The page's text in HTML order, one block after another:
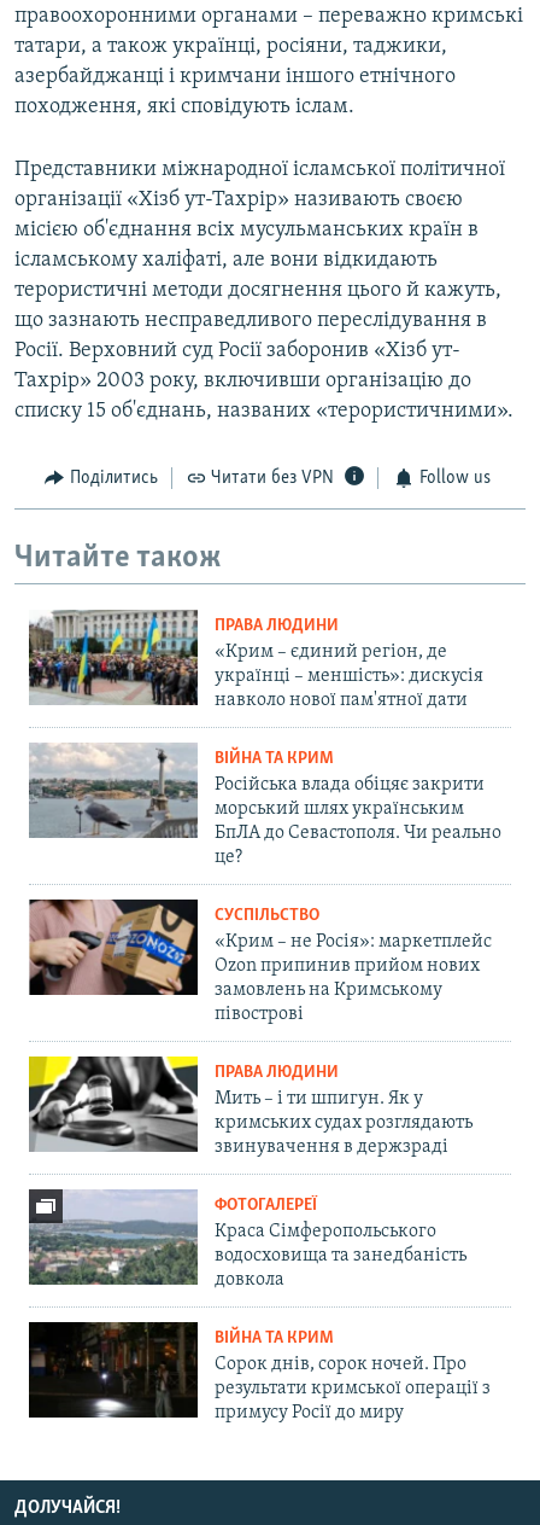
правоохоронними органами – переважно кримські
татари, а також українці, росіяни, таджики,
азербайджанці і кримчани іншого етнічного
походження, які сповідують іслам.
Представники міжнародної ісламської політичної
організації «Хізб ут-Тахрір» називають своєю
місією об'єднання всіх мусульманських країн в
ісламському халіфаті, але вони відкидають
терористичні методи досягнення цього й кажуть,
що зазнають несправедливого переслідування в
Росії. Верховний суд Росії заборонив «Хізб ут-
Тахрір» 2003 року, включивши організацію до
списку 15 об'єднань, названих «терористичними».
Поділитись Читати без VPN Follow us
Читайте також
ПРАВА ЛЮДИНИ
«Крим – єдиний регіон, де
українці – меншість»: дискусія
навколо нової пам'ятної дати
ВІЙНА ТА КРИМ
Російська влада обіцяє закрити
морський шлях українським
БпЛА до Севастополя. Чи реально
це?
СУСПІЛЬСТВО
«Крим – не Росія»: маркетплейс
Ozon припинив прийом нових
замовлень на Кримському
півострові
ПРАВА ЛЮДИНИ
Мить – і ти шпигун. Як у
кримських судах розглядають
звинувачення в держзраді
ФОТОГАЛЕРЕЇ
Краса Сімферопольського
водосховища та занедбаність
довкола
ВІЙНА ТА КРИМ
Сорок днів, сорок ночей. Про
результати кримської операції з
примусу Росії до миру
ДОЛУЧАЙСЯ!